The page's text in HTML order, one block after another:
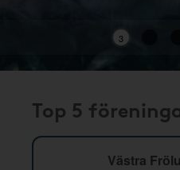
3
Top 5
Västra